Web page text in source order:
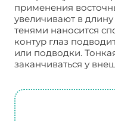
применения
увеличивают в
тенями наносится
контур глаз
или подводки.
заканчиваться у